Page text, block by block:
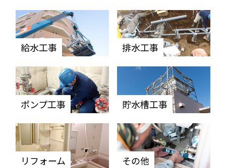
給水工事 排水工事
ポンプ工事 貯水槽工事
リフォーム その他
移
動